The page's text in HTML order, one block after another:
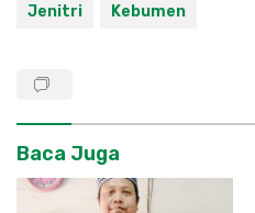
Jenitri Kebumen
Baca Juga